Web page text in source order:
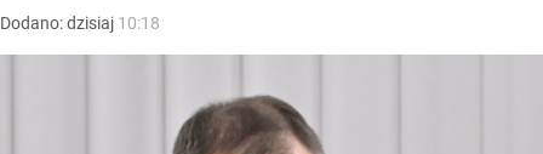
Dodano:dzisiaj 10:18